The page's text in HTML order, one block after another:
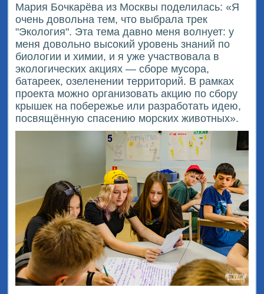
Мария Бочкарёва из Москвы поделилась: «Я
очень довольна тем, что выбрала трек
"Экология". Эта тема давно меня волнует: у
меня довольно высокий уровень знаний по
биологии и химии, и я уже участвовала в
экологических акциях — сборе мусора,
батареек, озеленении территорий. В рамках
проекта можно организовать акцию по сбору
крышек на побережье или разработать идею,
посвящённую спасению морских животных».